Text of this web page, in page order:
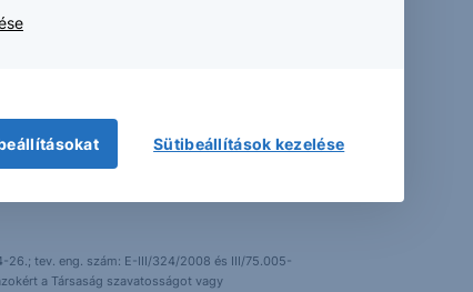
26.; tev. eng. szám: E-III/324/2008 és III/75.005-
a Társaság szavatosságot vagy
Sütibeállítások kezelése